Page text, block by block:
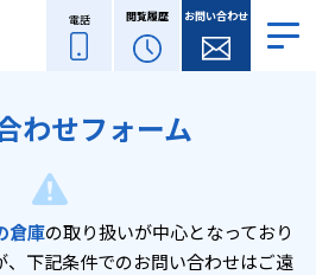
電話 閲覧履歴 お問い合わせ
わせフォーム
倉庫の取り扱いが中心となっており
、下記条件でのお問い合わせはご遠